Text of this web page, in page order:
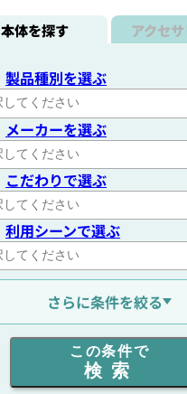
本体を探す アクセ
製品種別を選ぶ
メーカーを選ぶ
こだわりで選ぶ
利用シーンで選ぶ
通信距離を選ぶ
出力を選ぶ
同時通話人数を選ぶ
さらに条件を絞る
この条件で
検索